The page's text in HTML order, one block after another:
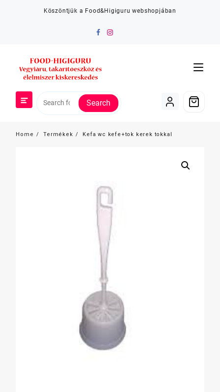
Köszöntjük a Food&Higiguru webshopjában
Search
Home Termékek Kefa wc kefe+tok kerek tokkal